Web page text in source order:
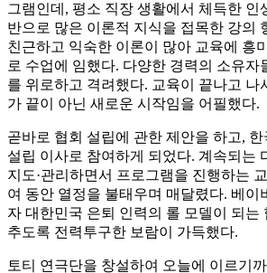
그램인데, 평소 직장 생활에서 체득한 인
반으로 많은 이론적 지식을 접목한 강의
친근하고 익숙한 이론이 많아 교육에 흥
로 수업에 임했다. 다양한 경력의 소유자
를 위로하고 격려했다. 교육이 끝나고 나
가 끝이 아닌 새로운 시작임을 어필했다.
곧바로 협회 설립에 관한 제안을 하고,
설립 이사로 참여하게 되었다. 계속되는
지도·관리하면서 프로그램을 진행하는
여 동안 열정을 불태우며 매달렸다. 베이
자 대한민국 은퇴 인력의 롤 모델이 되는
추도록 전력투구한 보람이 가득했다.
토티 연극단을 창설하여 오늘에 이르기